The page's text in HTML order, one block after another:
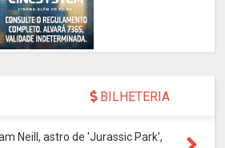
BILHETERIA
Neill, astro de 'Jurassic Park',